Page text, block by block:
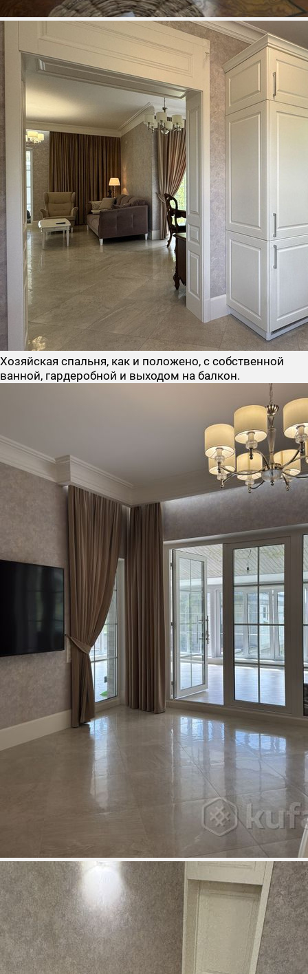
Хозяйская спальня, как и положено, с собственной
ванной, гардеробной и выходом на балкон.